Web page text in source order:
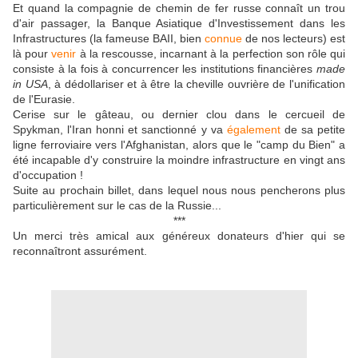
Et quand la compagnie de chemin de fer russe connaît un trou
d'air passager, la Banque Asiatique d'Investissement dans les
Infrastructures (la fameuse BAII, bien connue de nos lecteurs) est
là pourvenir à la rescousse, incarnant à la perfection son rôle qui
consiste à la fois à concurrencer les institutions financières made
in USA, à dédollariser et à être la cheville ouvrière de l'unification
de l'Eurasie.
Cerise sur le gâteau, ou dernier clou dans le cercueil de
Spykman, l'Iran honni et sanctionné y va égalementde sa petite
ligne ferroviaire vers l'Afghanistan, alors que le "camp du Bien" a
été incapable d'y construire la moindre infrastructure en vingt ans
d'occupation !
Suite au prochain billet, dans lequel nous nous pencherons plus
particulièrement sur le cas de la Russie...
***
Un merci très amical aux généreux donateurs d'hier qui se
reconnaîtront assurément.